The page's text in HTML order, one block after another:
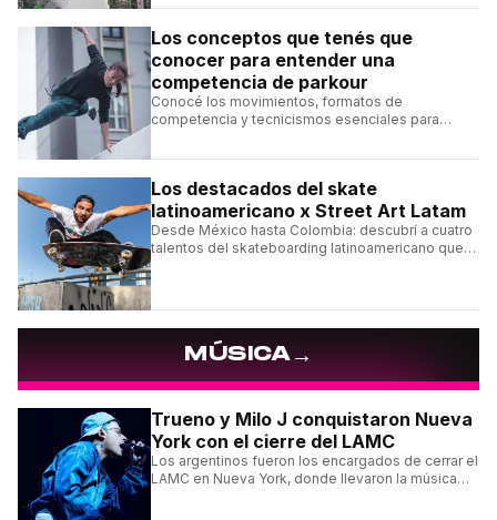
Los conceptos que tenés que
conocer para entender una
competencia de parkour
Conocé los movimientos, formatos de
competencia y tecnicismos esenciales para
Los destacados del skate
latinoamericano x Street Art Latam
Desde México hasta Colombia: descubrí a cuatro
talentos del skateboarding latinoamericano que
MÚSICA→
Trueno y Milo J conquistaron Nueva
York con el cierre del LAMC
Los argentinos fueron los encargados de cerrar el
LAMC en Nueva York, donde llevaron la música